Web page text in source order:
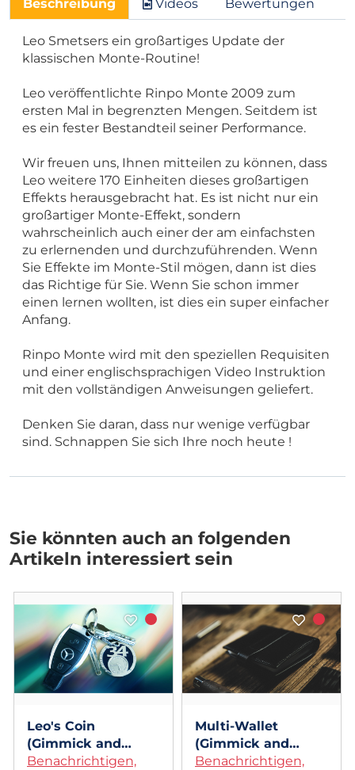
Beschreibung Videos Bewertungen
Leo Smetsers ein großartiges Update der
klassischen Monte-Routine!
Leo veröffentlichte Rinpo Monte 2009 zum
ersten Mal in begrenzten Mengen. Seitdem ist
es ein fester Bestandteil seiner Performance.
Wir freuen uns, Ihnen mitteilen zu können, dass
Leo weitere 170 Einheiten dieses großartigen
Effekts herausgebracht hat. Es ist nicht nur ein
großartiger Monte-Effekt, sondern
wahrscheinlich auch einer der am einfachsten
zu erlernenden und durchzuführenden. Wenn
Sie Effekte im Monte-Stil mögen, dann ist dies
das Richtige für Sie. Wenn Sie schon immer
einen lernen wollten, ist dies ein super einfacher
Anfang.
Rinpo Monte wird mit den speziellen Requisiten
und einer englischsprachigen Video Instruktion
mit den vollständigen Anweisungen geliefert.
Denken Sie daran, dass nur wenige verfügbar
sind. Schnappen Sie sich Ihre noch heute !
Sie könnten auch an folgenden
Artikeln interessiert sein
Leo's Coin
(Gimmick and
Online Instructions)
Benachrichtigen,
Multi-Wallet
(Gimmick and
Online Instructions)
Benachrichtigen,